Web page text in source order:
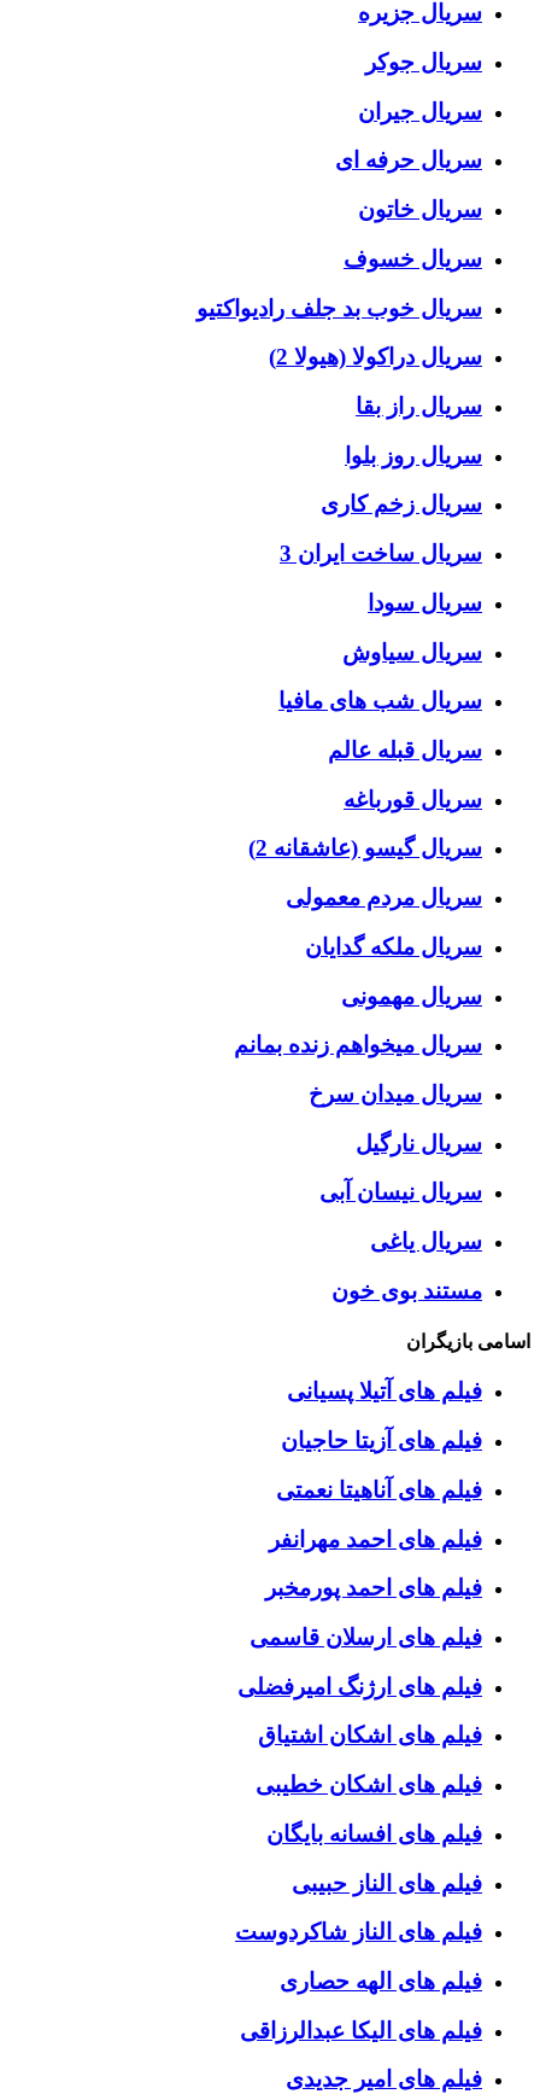
سریال جزیره
سریال جوکر
سریال جیران
سریال حرفه ای
سریال خاتون
سریال خسوف
سریال خوب بد جلف رادیواکتیو
سریال دراکولا (هیولا 2)
سریال راز بقا
سریال روز بلوا
سریال زخم کاری
سریال ساخت ایران 3
سریال سودا
سریال سیاوش
سریال شب های مافیا
سریال قبله عالم
سریال قورباغه
سریال گیسو (عاشقانه 2)
سریال مردم معمولی
سریال ملکه گدایان
سریال مهمونی
سریال میخواهم زنده بمانم
سریال میدان سرخ
سریال نارگیل
سریال نیسان آبی
سریال یاغی
مستند بوی خون
اسامی بازیگران
فیلم های آتیلا پسیانی
فیلم های آزیتا حاجیان
فیلم های آناهیتا نعمتی
فیلم های احمد مهرانفر
فیلم های احمد پورمخبر
فیلم های ارسلان قاسمی
فیلم های ارژنگ امیرفضلی
فیلم های اشکان اشتیاق
فیلم های اشکان خطیبی
فیلم های افسانه بایگان
فیلم های الناز حبیبی
فیلم های الناز شاکردوست
فیلم های الهه حصاری
فیلم های الیکا عبدالرزاقی
فیلم های امیر جدیدی